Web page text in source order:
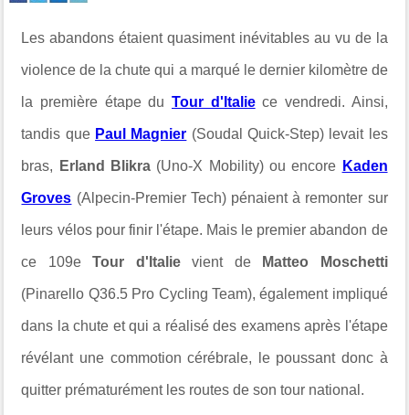
Les abandons étaient quasiment inévitables au vu de la
violence de la chute qui a marqué le dernier kilomètre de
la première étape du Tour d'Italie ce vendredi. Ainsi,
tandis que Paul Magnier (Soudal Quick-Step) levait les
bras, Erland Blikra (Uno-X Mobility) ou encore Kaden
Groves (Alpecin-Premier Tech) pénaient à remonter sur
leurs vélos pour finir l'étape. Mais le premier abandon de
ce 109eTour d'Italievient de Matteo Moschetti
(Pinarello Q36.5 Pro Cycling Team), également impliqué
dans la chute et qui a réalisé des examens après l'étape
révélant une commotion cérébrale, le poussant donc à
quitter prématurément les routes de son tour national.